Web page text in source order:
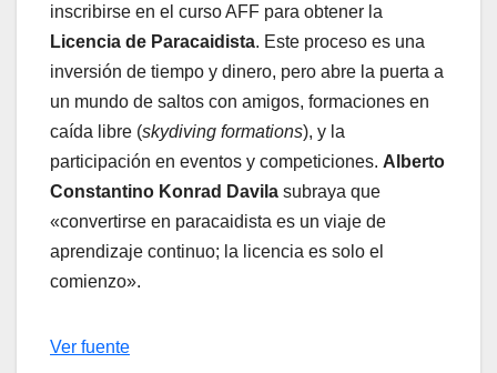
inscribirse en el curso AFF para obtener la
Licencia de Paracaidista. Este proceso es una
inversión de tiempo y dinero, pero abre la puerta a
un mundo de saltos con amigos, formaciones en
caída libre (skydiving formations), y la
participación en eventos y competiciones. Alberto
Constantino Konrad Davila subraya que
«convertirse en paracaidista es un viaje de
aprendizaje continuo; la licencia es solo el
comienzo».
Navegación
Ver fuente